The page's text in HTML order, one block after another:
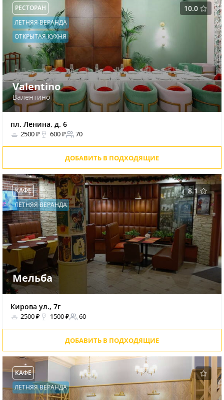
10.0
РЕСТОРАН
ЛЕТНЯЯ ВЕРАНДА
ОТКРЫТАЯ КУХНЯ
Valentino
Валентино
пл. Ленина, д. 6
2500 ₽ 600 ₽ 70
ДОБАВИТЬ В ПОДХОДЯЩИЕ
8.1
КАФЕ
ЛЕТНЯЯ ВЕРАНДА
Мельба
Кирова ул., 7г
2500 ₽ 1500 ₽ 60
ДОБАВИТЬ В ПОДХОДЯЩИЕ
КАФЕ
ЛЕТНЯЯ ВЕРАНДА